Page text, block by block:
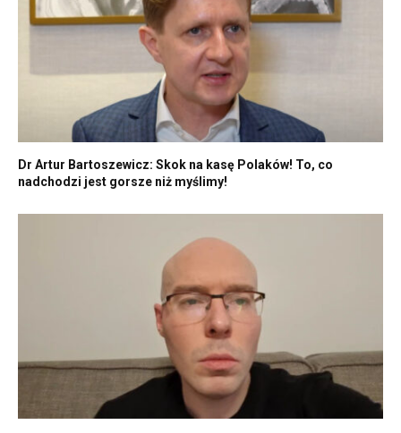
Dr Artur Bartoszewicz: Skok na kasę Polaków! To, co
nadchodzi jest gorsze niż myślimy!